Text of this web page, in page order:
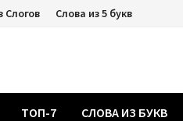
Слогов Слова из 5 букв
ТОП-7 СЛОВА ИЗ БУКВ